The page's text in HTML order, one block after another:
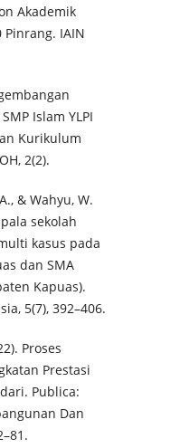
Akademik
Pinrang. IAIN
Islam YLPI
Kurikulum
2(2).
& Wahyu, W.
sekolah
kasus pada
dan SMA
Kapuas).
5(7), 392–406.
Proses
Prestasi
Publica:
Dan